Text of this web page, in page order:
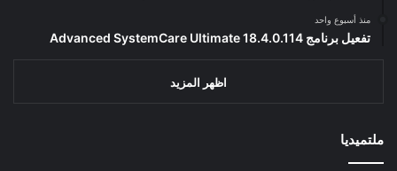
منذ أسبوع واحد
تفعيل برنامج Advanced SystemCare Ultimate 18.4.0.114
اظهر المزيد
ملتميديا